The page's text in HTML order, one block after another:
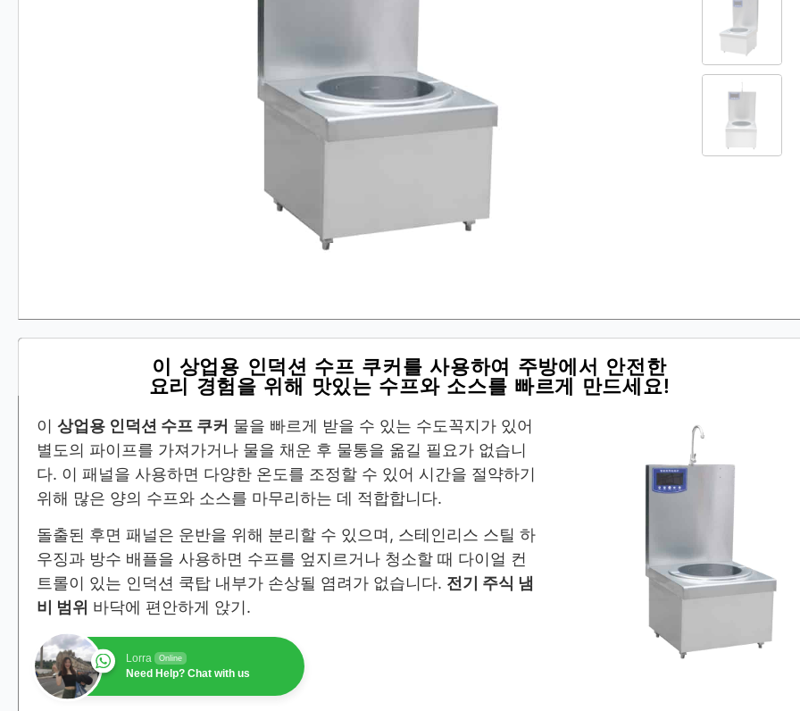
이 상업용 인덕션 수프 쿠커를 사용하여 주방에서 안전한
요리 경험을 위해 맛있는 수프와 소스를 빠르게 만드세요!
이 상업용 인덕션 수프 쿠커 물을 빠르게 받을 수 있는 수도꼭지가 있어
별도의 파이프를 가져가거나 물을 채운 후 물통을 옮길 필요가 없습니
다. 이 패널을 사용하면 다양한 온도를 조정할 수 있어 시간을 절약하기
위해 많은 양의 수프와 소스를 마무리하는 데 적합합니다.
돌출된 후면 패널은 운반을 위해 분리할 수 있으며, 스테인리스 스틸 하
우징과 방수 배플을 사용하면 수프를 엎지르거나 청소할 때 다이얼 컨
트롤이 있는 인덕션 쿡탑 내부가 손상될 염려가 없습니다. 전기 주식 냄
비 범위 바닥에 편안하게 앉기.
Lorra Online
Need Help? Chat with us